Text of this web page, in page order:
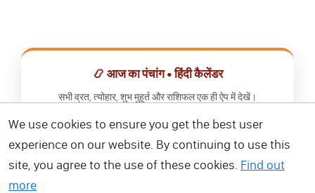
📿 आज का पंचांग • हिंदी कैलेंडर
सभी व्रत, त्योहार, शुभ मुहूर्त और राशिफल एक ही ऐप में देखें।
📅 हिंदी कैलेंडर ऐप डाउनलोड करें
We use cookies to ensure you get the best user
experience on our website. By continuing to use this
site, you agree to the use of these cookies. Find out
more